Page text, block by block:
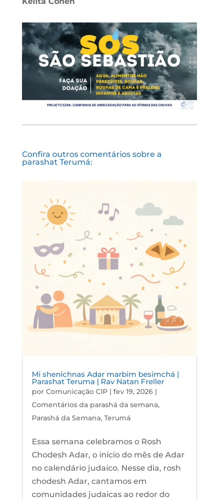
Confira outros comentários sobre a
parashat Terumá:
Mi shenichnas Adar marbim besimchá |
Parashat Teruma | Rav Natan Freller
por Comunicação CIP| fev 19, 2026|
Comentários da parashá da semana,
Parashá da Semana, Terumá
Essa semana celebramos o Rosh
Chodesh Adar, o início do mês de Adar
no calendário judaico. Nesse dia, rosh
chodesh Adar, cantamos em
comunidades judaicas ao redor do